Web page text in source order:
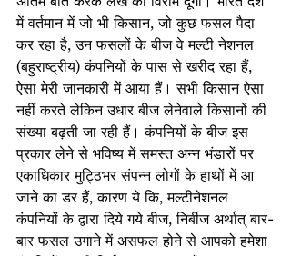
में वर्तमान में जो भी किसान, जो कुछ फसल पैदा
कर रहा है, उन फसलों के बीज वे मल्टी नेशनल
(बहुराष्ट्रीय) कंपनियों के पास से खरीद रहा हैं,
ऐसा मेरी जानकारी में आया हैं। सभी किसान ऐसा
नहीं करते लेकिन उधार बीज लेनेवाले किसानों की
संख्या बढ़ती जा रही हैं। कंपनियों के बीज इस
प्रकार लेने से भविष्य में समस्त अन्न भंडारों पर
एकाधिकार मुट्ठिभर संपन्न लोगों के हाथों में आ
जाने का डर हैं, कारण ये कि, मल्टीनेशनल
कंपनियों के द्वारा दिये गये बीज, निर्बीज अर्थात् बार-
बार फसल उगाने में असफल होने से आपको हमेशा